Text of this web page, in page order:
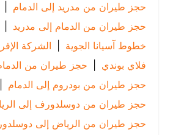
حجز طيران من مدريد إلى الدمام
|
حجز طيران من الدمام إلى مدريد |
خطوط آسيانا الجوية
|الشركة الإفريقية
فلاي بوندي | حجز طيران من الدمام إلى
حجز طيران من بودروم إلى الدمام
|
حجز طيران من دوسلدورف إلى الرياض
|
حجز طيران من الرياض إلى دوسلدورف |